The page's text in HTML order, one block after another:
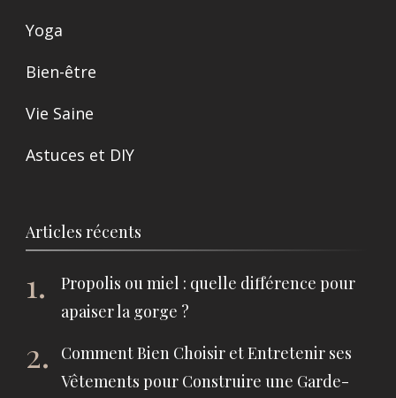
Yoga
Bien-être
Vie Saine
Astuces et DIY
Articles récents
Propolis ou miel : quelle différence pour
apaiser la gorge ?
Comment Bien Choisir et Entretenir ses
Vêtements pour Construire une Garde-